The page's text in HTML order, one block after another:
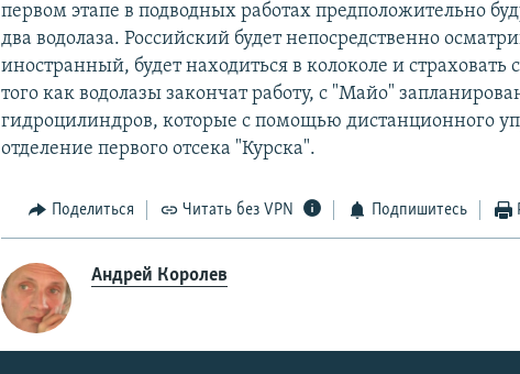
первом этапе в подводных работах предположительно
два водолаза. Российский будет непосредственно
иностранный, будет находиться в колоколе и страховать
того как водолазы закончат работу, с "Майо"
гидроцилиндров, которые с помощью дистанционного
отделение первого отсека "Курска".
Поделиться Читать без VPN Подпишитесь
Андрей Королев